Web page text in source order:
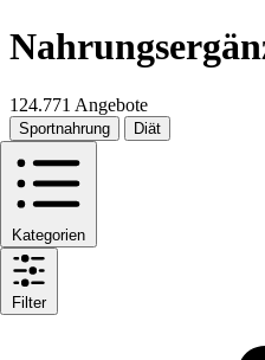
124.771 Angebote
Sportnahrung Diät
Kategorien
Filter